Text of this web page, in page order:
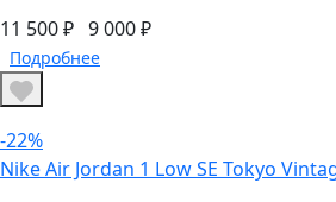
11 500 ₽ 9 000 ₽
Подробнее
-22%
Nike Air Jordan 1 Low SE Tokyo